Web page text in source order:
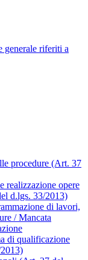
generale riferiti a
procedure (Art. 37
realizzazione opere
d.lgs. 33/2013)
di lavori,
/ Mancata
di qualificazione